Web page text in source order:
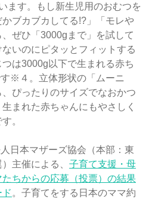
ます。もし新生児用のおむつを
ブカブカしてる!?」「モレや
ぜひ「3000gまで」を試して
いのにピタッとフィットする
は3000g以下で生まれる赤ち
※４ 。立体形状の「ムーニ
ぴったりのサイズでなおかつ
まれた赤ちゃんにもやさしく
。
日本マザーズ協会（本部：東
主催による、 子育て支援・母
ちからの応募（投票）の結果
。子育てをする日本のママ約